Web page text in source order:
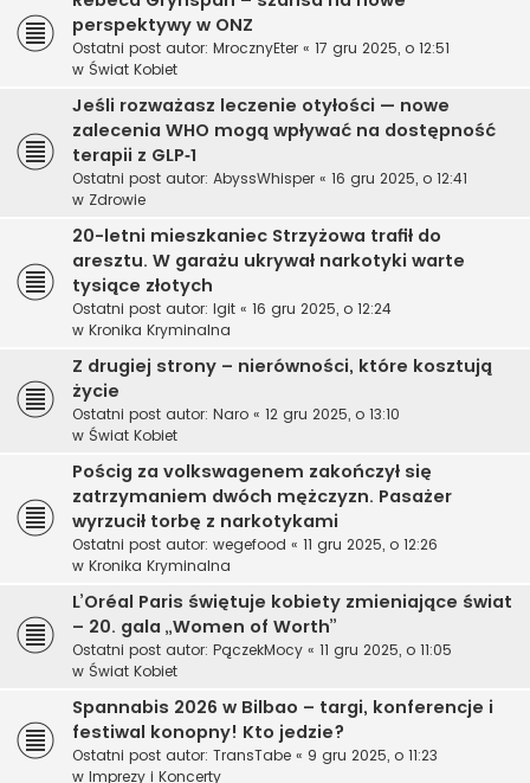
perspektywy w ONZ
Ostatni post autor: MrocznyEter « 17 gru 2025, o 12:51
w Świat Kobiet
Jeśli rozważasz leczenie otyłości — nowe
zalecenia WHO mogą wpływać na dostępność
terapii z GLP‑1
Ostatni post autor: AbyssWhisper « 16 gru 2025, o 12:41
w Zdrowie
20-letni mieszkaniec Strzyżowa trafił do
aresztu. W garażu ukrywał narkotyki warte
tysiące złotych
Ostatni post autor: Igit « 16 gru 2025, o 12:24
w Kronika Kryminalna
Z drugiej strony – nierówności, które kosztują
życie
Ostatni post autor: Naro « 12 gru 2025, o 13:10
w Świat Kobiet
Pościg za volkswagenem zakończył się
zatrzymaniem dwóch mężczyzn. Pasażer
wyrzucił torbę z narkotykami
Ostatni post autor: wegefood « 11 gru 2025, o 12:26
w Kronika Kryminalna
L’Oréal Paris świętuje kobiety zmieniające świat
– 20. gala „Women of Worth”
Ostatni post autor: PączekMocy « 11 gru 2025, o 11:05
w Świat Kobiet
Spannabis 2026 w Bilbao – targi, konferencje i
festiwal konopny! Kto jedzie?
Ostatni post autor: TransTabe « 9 gru 2025, o 11:23
w Imprezy i Koncerty